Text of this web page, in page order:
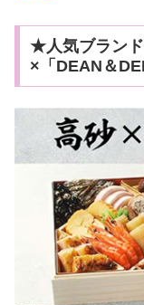
★人気ブランド
×「DEAN＆